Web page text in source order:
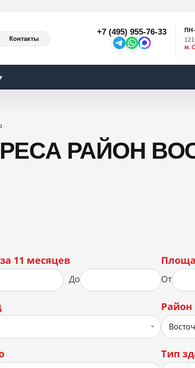
Контакты
+7 (495) 955-76-33
м.
РАЙОН
11 месяцев
До От
Район
Тип